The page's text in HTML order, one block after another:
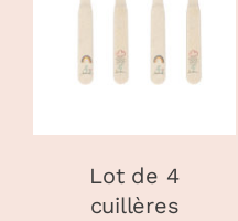
PANIER
/
Lot de 4
cuillères